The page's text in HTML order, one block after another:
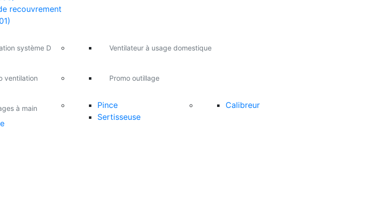
recouvrement
système D Ventilateur à usage domestique
ventilation Promo outillage
à main
Pince
Sertisseuse
Calibreur